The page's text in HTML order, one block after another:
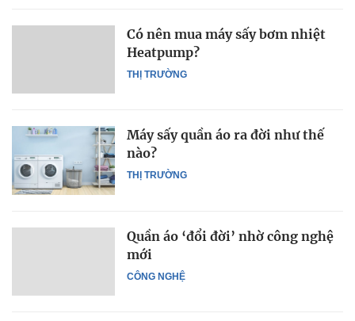
THỊ TRƯỜNG
Có nên mua máy sấy bơm nhiệt
Heatpump?
THỊ TRƯỜNG
Máy sấy quần áo ra đời như thế
nào?
CÔNG NGHỆ
Quần áo ‘đổi đời’ nhờ công nghệ
mới